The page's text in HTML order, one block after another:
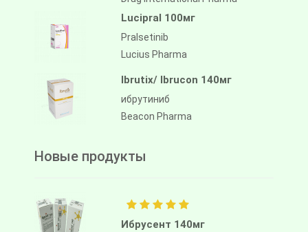
Lucipral 100мг
Pralsetinib
Lucius Pharma
Ibrutix/ Ibrucon 140мг
ибрутиниб
Beacon Pharma
Новые продукты
Ибрусент 140мг